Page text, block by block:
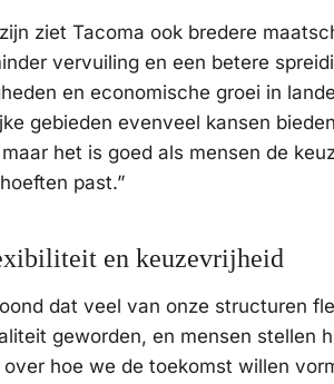
ziet Tacoma ook bredere
vervuiling en een betere
en economische groei in
gebieden evenveel kansen
het is goed als mensen de
past.”
en keuzevrijheid
dat veel van onze structuren
geworden, en mensen stellen
hoe we de toekomst willen